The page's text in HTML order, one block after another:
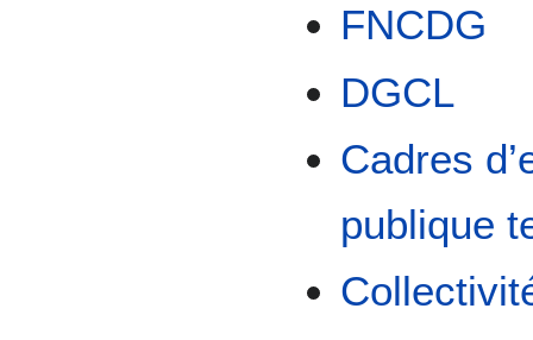
FNCDG
DGCL
Cadres
publique